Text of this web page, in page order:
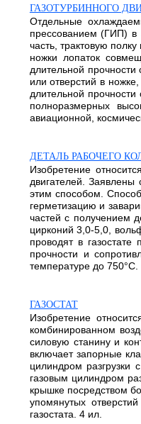
ГАЗОТУРБИННОГО
Отдельные
прессованием (ГИП) в
часть, трактовую
ножки лопаток
длительной
или отверстий в
длительной
полноразмерных
авиационной,
ДЕТАЛЬ РАБОЧЕГО
Изобретение
двигателей. Заявлены
этим способом.
герметизацию и
частей с получением
цирконий 3,0-5,0,
проводят в
прочности и
температуре до
ГАЗОСТАТ
Изобретение
комбинированном
силовую станину и
включает запорные
цилиндром разгрузки
газовым цилиндром
крышке посредством
упомянутых
газостата. 4 ил.